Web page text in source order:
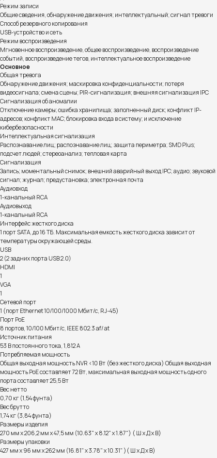
Режим записи
Общие сведения, обнаружение движения; интеллектуальный; сигнал тревоги
Способ резервного копирования
USB-устройство и сеть
Режим воспроизведения
Мгновенное воспроизведение, общее воспроизведение, воспроизведение
событий, воспроизведение тегов, интеллектуальное воспроизведение
Основное
Общая тревога
Обнаружение движения; маскировка конфиденциальности; потеря
видеосигнала; смена сцены; PIR-сигнализация; внешняя сигнализация IPC
Сигнализация об аномалии
Отключение камеры; ошибка хранилища; заполненный диск; конфликт IP-
адресов; конфликт MAC; блокировка входа в систему; и исключение
кибербезопасности
Интеллектуальная сигнализация
Распознавание лиц; распознавание лиц; защита периметра; SMD Plus;
подсчет людей; стереоанализ; тепловая карта
Сигнализация
Запись; моментальный снимок; внешний аварийный выход IPC; аудио; звуковой
сигнал; журнал; предустановка; электронная почта
Аудиовход
1-канальный RCA
Аудиовыход
1-канальный RCA
Интерфейс жесткого диска
1 порт SATA, до 16 ТБ. Максимальная емкость жесткого диска зависит от
температуры окружающей среды.
USB
2 (2 задних порта USB 2.0)
HDMI
1
VGA
1
Сетевой порт
1 (порт Ethernet 10/100/1000 Мбит/с, RJ-45)
Порт PoE
8 портов, 10/100 Мбит/с, IEEE 802.3 af/ at
Источник питания
53 В постоянного тока, 1,812 А
Потребляемая мощность
Общая выходная мощность NVR <10 Вт (без жесткого диска) Общая выходная
мощность PoE составляет 72 Вт, максимальная выходная мощность одного
порта составляет 25,5 Вт
Вес нетто
0,70 кг (1,54 фунта)
Вес брутто
1,74 кг (3,84 фунта)
Размеры изделия
270 мм x 206,2 мм x 47,5 мм (10.63" x 8.12" x 1.87") ( Ш x Д x В)
Размеры упаковки
427 мм x 96 мм x 262 мм (16.81" x 3.78" x 10.31" )( Ш x Д x В)
Информация на сайте не является публичной офертой.
Доставка, способы
оплаты и возврат
готовы ответить на все ваши вопросы